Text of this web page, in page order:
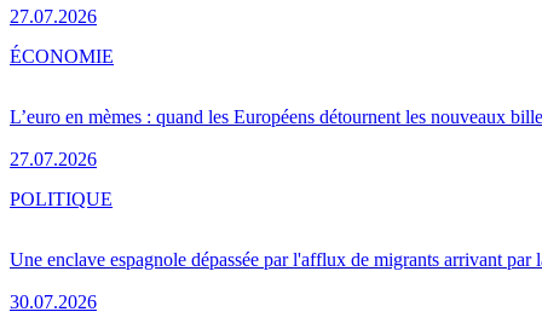
27.07.2026
L’euro en mèmes : quand les Européens détournent les nouveaux
27.07.2026
ÉCONOMIE
Une enclave espagnole dépassée par l'afflux de migrants arrivant par
30.07.2026
POLITIQUE